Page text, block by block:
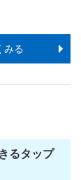
みる
るタップ